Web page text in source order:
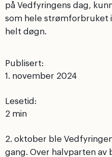
på Vedfyringens dag,
som hele strømforbruket
helt døgn.
Publisert:
1. november 2024
Lesetid:
2. oktober ble
gang. Over halvparten av